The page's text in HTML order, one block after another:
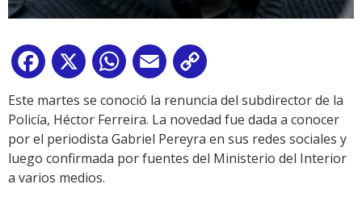
Facebook
X WhatsApp
Email
Link
Este martes se conoció la renuncia del subdirector de la
Policía, Héctor Ferreira. La novedad fue dada a conocer
por el periodista Gabriel Pereyra en sus redes sociales y
luego confirmada por fuentes del Ministerio del Interior
a varios medios.